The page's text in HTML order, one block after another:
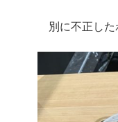
別に不正した